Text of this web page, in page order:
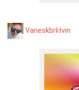
Vaneskbrlitvin